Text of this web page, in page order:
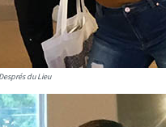
du Lieu